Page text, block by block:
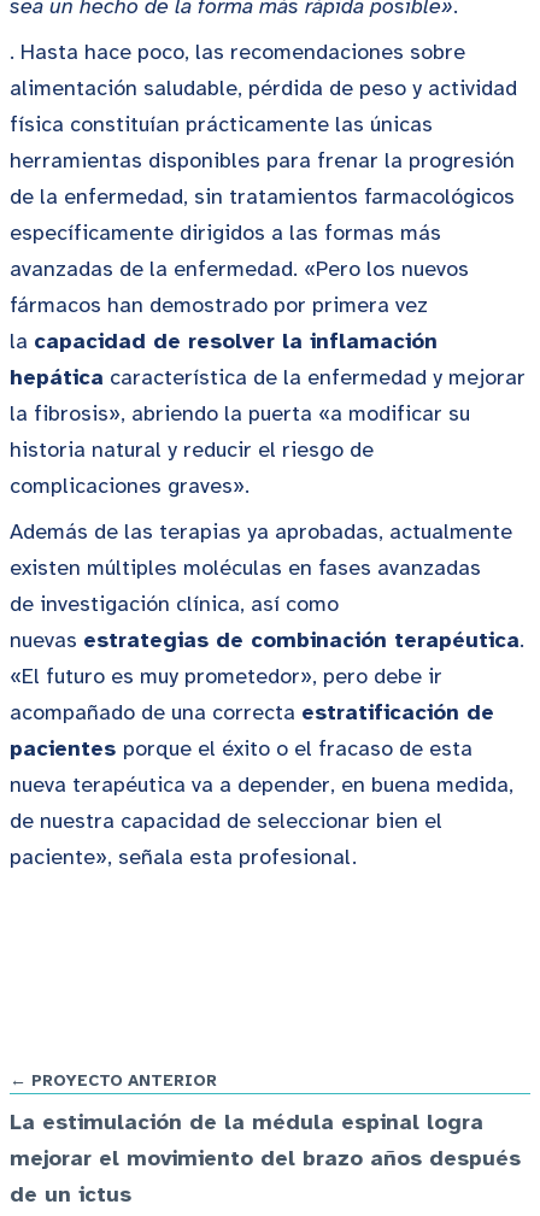
sea un hecho de la forma más rápida posible».
. Hasta hace poco, las recomendaciones sobre
alimentación saludable, pérdida de peso y actividad
física constituían prácticamente las únicas
herramientas disponibles para frenar la progresión
de la enfermedad, sin tratamientos farmacológicos
específicamente dirigidos a las formas más
avanzadas de la enfermedad. «Pero los nuevos
fármacos han demostrado por primera vez
la capacidad de resolver la inflamación
hepática característica de la enfermedad y mejorar
la fibrosis», abriendo la puerta «a modificar su
historia natural y reducir el riesgo de
complicaciones graves».
Además de las terapias ya aprobadas, actualmente
existen múltiples moléculas en fases avanzadas
de investigación clínica, así como
nuevas estrategias de combinación terapéutica.
«El futuro es muy prometedor», pero debe ir
acompañado de una correcta estratificación de
pacientes porque el éxito o el fracaso de esta
nueva terapéutica va a depender, en buena medida,
de nuestra capacidad de seleccionar bien el
paciente», señala esta profesional.
← PROYECTO ANTERIOR
La estimulación de la médula espinal logra
mejorar el movimiento del brazo años después
de un ictus